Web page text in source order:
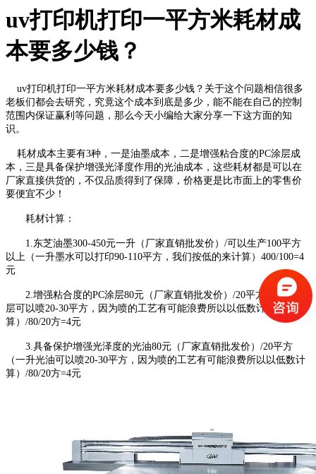
uv打印机打印一平方米耗材成
本要多少钱？
uv打印机打印一平方米耗材成本要多少钱？关于这个问题相信很多
老板们都会去研究，究竟这个成本到底是多少，能不能在自己的控制
范围内保证赢利等问题，那么今天小编给大家分享一下这方面的知
识。
耗材成本主要有3种，一是油墨成本，二是增强粘合度的PC涂层成
本，三是具备保护增强光泽度作用的光油成本，这些耗材都是可以在
厂家直接供货的，不仅品质得到了保障，价格更是比市面上的零售价
要便宜不少！
耗材计算：
1.东芝油墨300-450元一升（厂家直销批发价）/可以生产100平方
以上（一升墨水可以打印90-110平方，我们按低的来计算）400/100=4
元
2.增强粘合度的PC涂层80元（厂家直销批发价）/20平方（一升涂
层可以喷20-30平方，因为喷的工艺有可能浪费所以以低数计
算）/80/20方=4元
3.具备保护增强光泽度的光油80元（厂家直销批发价）/20平方
（一升光油可以喷20-30平方，因为喷的工艺有可能浪费所以以低数计
算）/80/20方=4元